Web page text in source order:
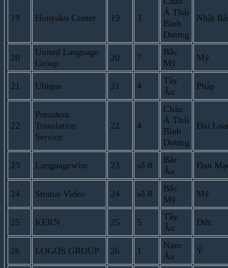
19 Honyaku Center 19 3
Á Thái
Bình
Dương
Nhật
20
United Language
Group
20 7
Bắc
Mỹ
Mỹ
21 Ubiqus 21 4
Tây
Âu
Pháp
22
President
Translation
Service
22 4
Châu
Á Thái
Bình
Dương
Đài
23 Languagewire 23 số 8
Bắc
Âu
Đan
24 Stratus Video 24 số 8
Bắc
Mỹ
Mỹ
25 KERN 25 5
Tây
Âu
Đức
26 LOGOS GROUP 26 1
Nam
Âu
Ý